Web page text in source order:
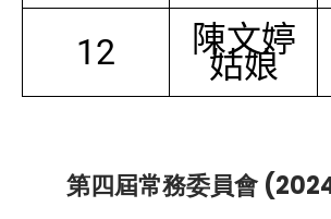
12 陳文婷
姑娘
第四屆常務委員會